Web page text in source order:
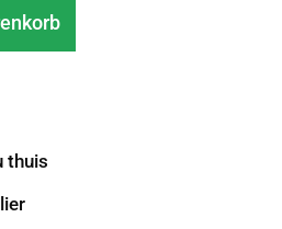
thuis